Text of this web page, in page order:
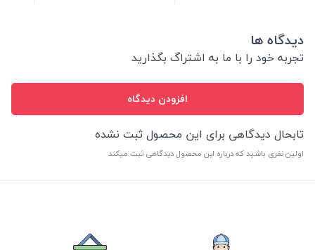
دیدگاه ها
تجربه خود را با ما به اشتراگ بگذارید
افزودن دیدگاه
تابحال دیدگاهی برای این محصول ثبت نشده
اولین نفری باشید که درباره این محصول دیدگاهی ثبت میکند